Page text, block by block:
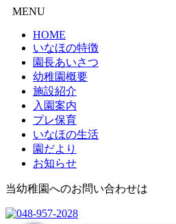
MENU
HOME
いなほの特徴
園長あいさつ
幼稚園概要
施設紹介
入園案内
プレ保育
いなほの生活
園だより
お知らせ
当幼稚園へのお問い合わせは